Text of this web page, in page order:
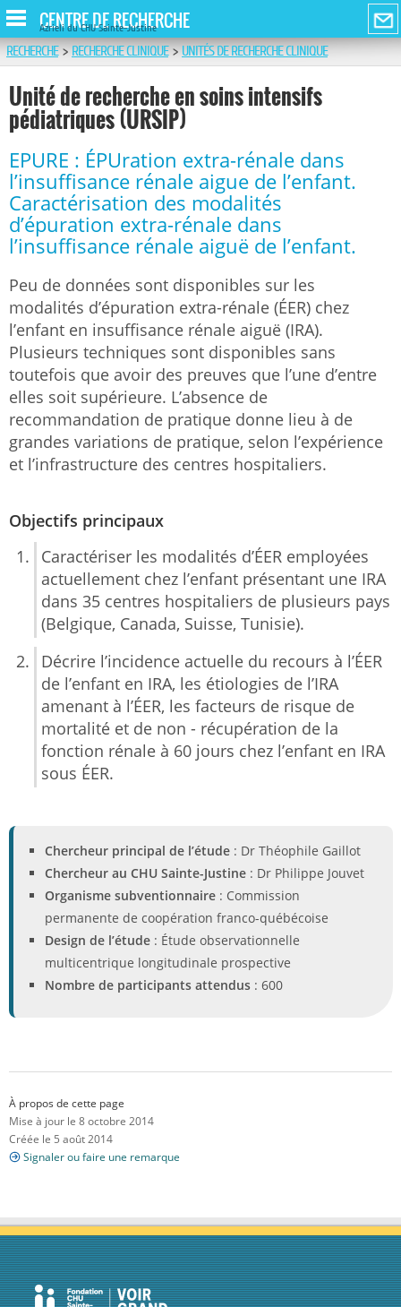
CENTRE DE RECHERCHE
Azrieli du CHU Sainte-Justine
RECHERCHE>RECHERCHE CLINIQUE>UNITÉS DE RECHERCHE CLINIQUE
Unité de recherche en soins intensifs
pédiatriques (URSIP)
EPURE : ÉPUration extra-rénale dans
l’insuffisance rénale aigue de l’enfant.
Caractérisation des modalités
d’épuration extra-rénale dans
l’insuffisance rénale aiguë de l’enfant.
Peu de données sont disponibles sur les
modalités d’épuration extra-rénale (ÉER) chez
l’enfant en insuffisance rénale aiguë (IRA).
Plusieurs techniques sont disponibles sans
toutefois que avoir des preuves que l’une d’entre
elles soit supérieure. L’absence de
recommandation de pratique donne lieu à de
grandes variations de pratique, selon l’expérience
et l’infrastructure des centres hospitaliers.
Objectifs principaux
Caractériser les modalités d’ÉER employées
actuellement chez l’enfant présentant une IRA
dans 35 centres hospitaliers de plusieurs pays
(Belgique, Canada, Suisse, Tunisie).
Décrire l’incidence actuelle du recours à l’ÉER
de l’enfant en IRA, les étiologies de l’IRA
amenant à l’ÉER, les facteurs de risque de
mortalité et de non - récupération de la
fonction rénale à 60 jours chez l’enfant en IRA
sous ÉER.
Chercheur principal de l’étude : Dr Théophile Gaillot
Chercheur au CHU Sainte-Justine : Dr Philippe Jouvet
Organisme subventionnaire : Commission
permanente de coopération franco-québécoise
Design de l’étude : Étude observationnelle
multicentrique longitudinale prospective
Nombre de participants attendus : 600
À propos de cette page
Mise à jour le 8 octobre 2014
Créée le 5 août 2014
Signaler ou faire une remarque